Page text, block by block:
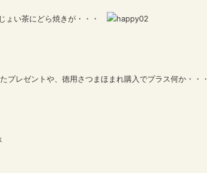
ょい茶にどら焼きが・・・
プレゼントや、徳用さつまほまれ購入でプラス何か・・・